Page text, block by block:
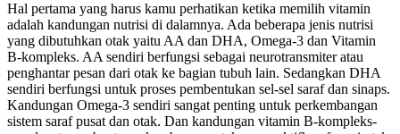
Hal pertama yang harus kamu perhatikan ketika memilih vitamin
adalah kandungan nutrisi di dalamnya. Ada beberapa jenis nutrisi
yang dibutuhkan otak yaitu AA dan DHA, Omega-3 dan Vitamin
B-kompleks. AA sendiri berfungsi sebagai neurotransmiter atau
penghantar pesan dari otak ke bagian tubuh lain. Sedangkan DHA
sendiri berfungsi untuk proses pembentukan sel-sel saraf dan sinaps.
Kandungan Omega-3 sendiri sangat penting untuk perkembangan
sistem saraf pusat dan otak. Dan kandungan vitamin B-kompleks-